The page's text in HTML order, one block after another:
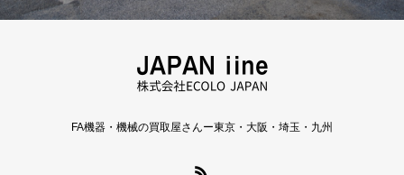
FA機器・機械の買取屋さんー東京・大阪・埼玉・九州